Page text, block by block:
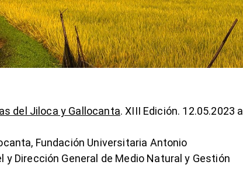
del Jiloca y Gallocanta. XIII Edición. 12.05.2023 a
Fundación Universitaria Antonio
y Dirección General de Medio Natural y Gestión